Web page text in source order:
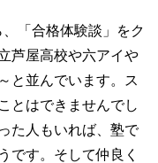
「合格体験談」をク
芦屋高校や六アイや
と並んでいます。ス
とはできませんでし
た人もいれば、塾で
です。そして仲良く